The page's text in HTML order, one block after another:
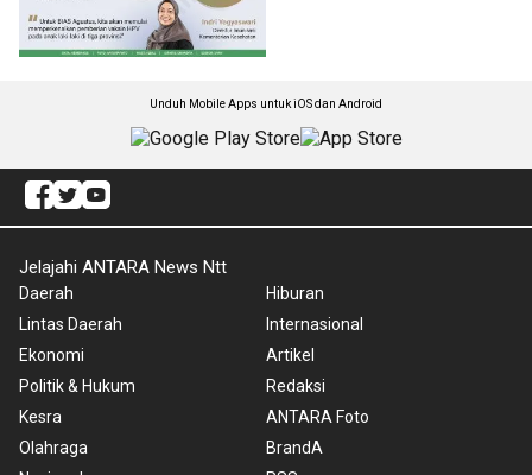
Unduh Mobile Apps untuk iOS dan Android
Jelajahi ANTARA News Ntt
Daerah
Lintas Daerah
Ekonomi
Politik & Hukum
Kesra
Olahraga
Hiburan
Internasional
Artikel
Redaksi
ANTARA Foto
BrandA